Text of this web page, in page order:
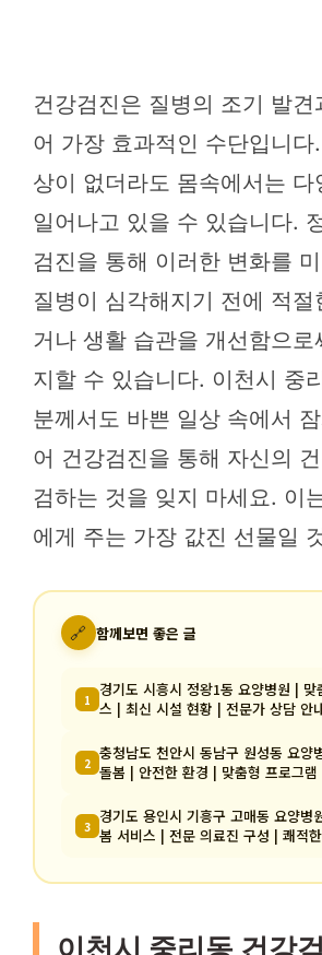
건강검진은 질병의 조기 발견
어 가장 효과적인 수단입니
상이 없더라도 몸속에서는 다
일어나고 있을 수 있습니다.
검진을 통해 이러한 변화를
질병이 심각해지기 전에 적
거나 생활 습관을 개선함으로
지할 수 있습니다. 이천시 중
분께서도 바쁜 일상 속에서
어 건강검진을 통해 자신의
검하는 것을 잊지 마세요. 이
에게 주는 가장 값진 선물일
🔗 함께보면 좋은 글
1 경기도 시흥시 정왕1동 요양병원 | 맞
스 | 최신 시설 현황 | 전문가 상담 안
2 충청남도 천안시 동남구 원성동 요양
돌봄 | 안전한 환경 | 맞춤형 프로그램
3 경기도 용인시 기흥구 고매동 요양병
봄 서비스 | 전문 의료진 구성 | 쾌적
이천시 중리동 건강